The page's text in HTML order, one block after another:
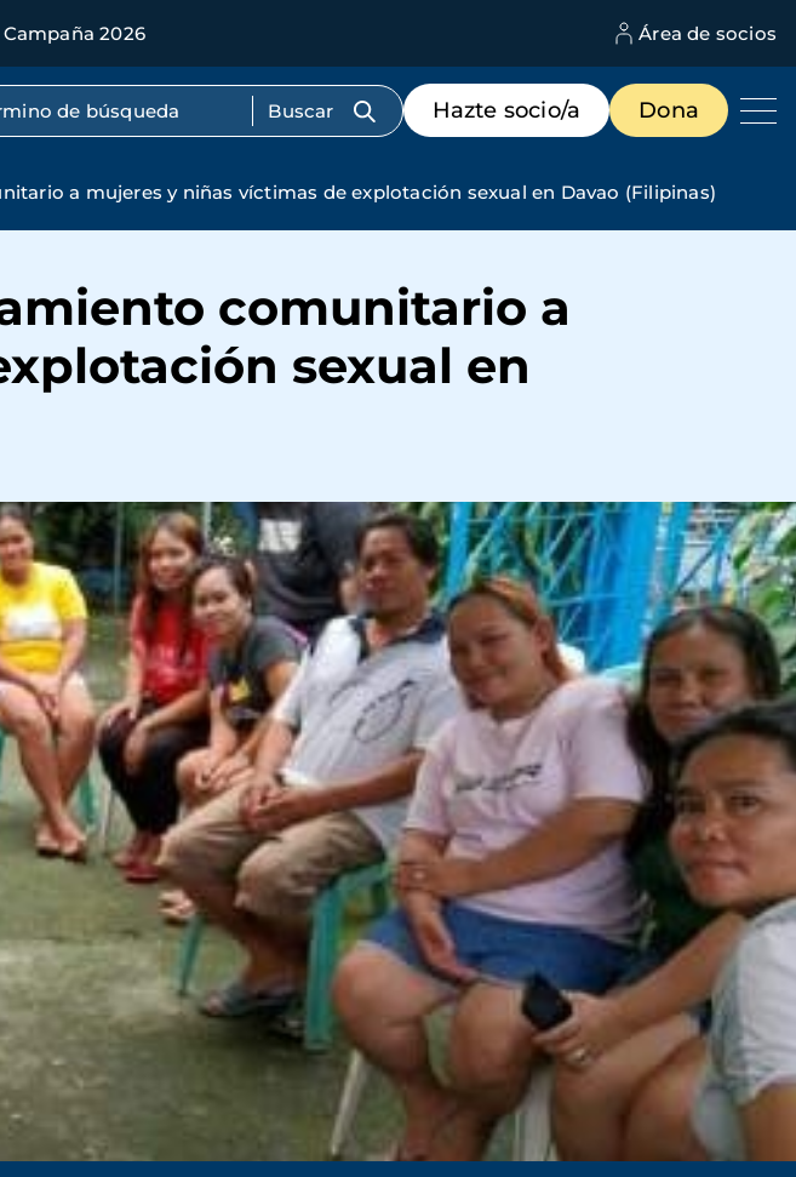
Campaña 2026 Área de socios
texto completo
Menú
de
destacados
Hazte socio/a Dona
a mujeres y niñas víctimas de explotación sexual en Davao (Filipinas)
comunitario a
sexual en